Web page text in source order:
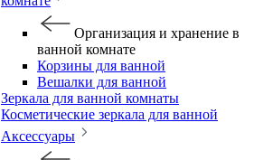
Организация и хранение в
ванной комнате
Корзины для ванной
Вешалки для ванной
Зеркала для ванной комнаты
Косметические зеркала для ванной
Аксессуары